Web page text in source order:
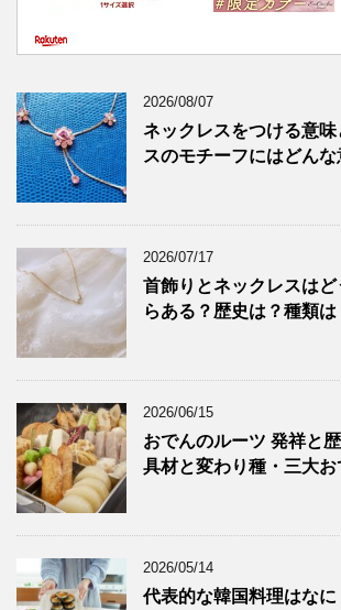
2026/08/07
ネックレスをつける意
スのモチーフにはどんな
2026/07/17
首飾りとネックレスは
らある？歴史は？種類は
2026/06/15
おでんのルーツ 発祥と
具材と変わり種・三大お
2026/05/14
代表的な韓国料理はな